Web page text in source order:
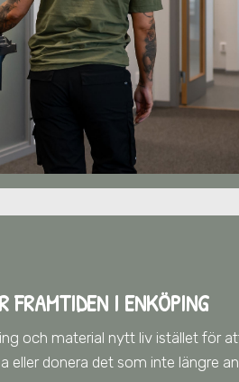
FRAMTIDEN I ENKÖPING
och material nytt liv istället för
eller donera det som inte längre